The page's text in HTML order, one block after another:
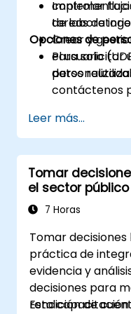
controlar
tareas de
Crear y
el usuario
datos
de
Opciones de
Para solicitar
contáctenos
Leer más...
Tomar
el sector público
7 Horas
Tomar
práctica de
evidencia y
decisiones para
rendición de
Esta